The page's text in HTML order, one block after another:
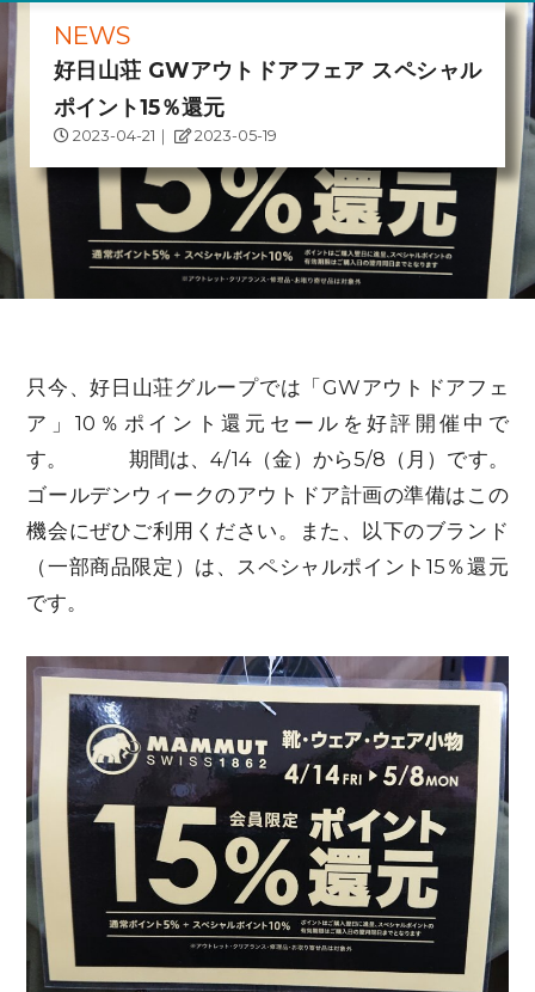
NEWS
好日山荘 GWアウトドアフェア スペシャル
ポイント15％還元
2023-04-21 ｜ 2023-05-19
只今、好日山荘グループでは「GWアウトドアフェ
ア」10％ポイント還元セールを好評開催中で
す。 期間は、4/14（金）から5/8（月）です。
ゴールデンウィークのアウトドア計画の準備はこの
機会にぜひご利用ください。また、以下のブランド
（一部商品限定）は、スペシャルポイント15％還元
です。